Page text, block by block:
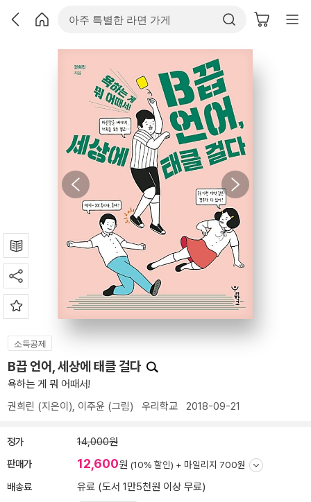
소득공제
B끕 언어, 세상에 태클 걸다
욕하는 게 뭐 어때서!
권희린 (지은이), 이주윤 (그림) 우리학교 2018-09-21
정가 14,000원
판매가 12,600원 (10% 할인) + 마일리지 700원
배송료 유료 (도서 1만5천원 이상 무료)